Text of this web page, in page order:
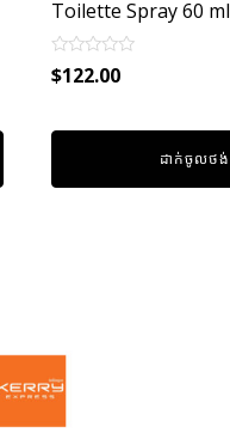
Toilette Spray 60 ml
Rated
0
5
$122.00
ដាក់ចូលថង់